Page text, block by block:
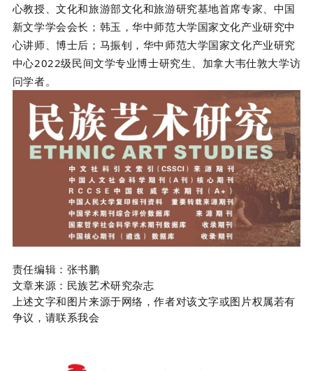
心教授、文化和旅游部文化和旅游研究基地首席专家、中国
新文学学会会长；韩玉，华中师范大学国家文化产业研究中
心讲师、博士后；马振钊，华中师范大学国家文化产业研究
中心2022级民间文学专业博士研究生、加拿大韦仕敦大学访
问学者。
责任编辑：张书鹏
文章来源：民族艺术研究杂志
上述文字和图片来源于网络，作者对该文字或图片权属若有
争议，请联系我会